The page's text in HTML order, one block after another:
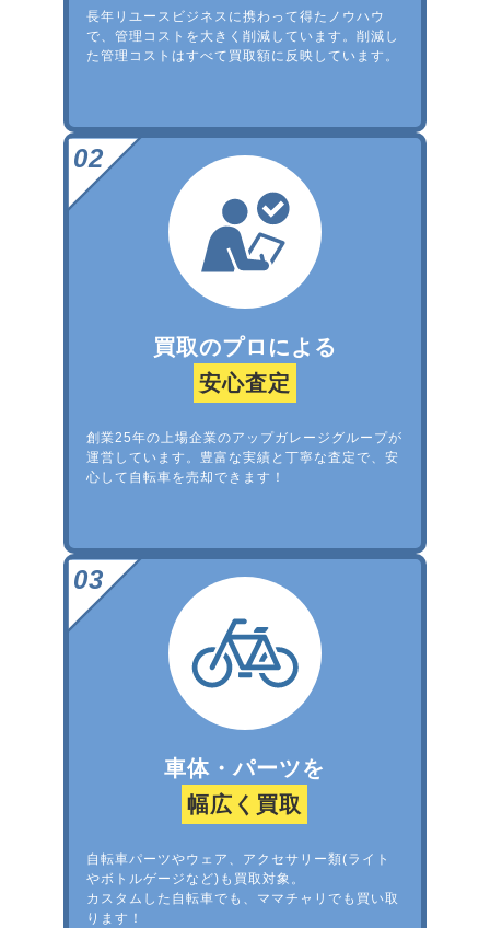
長年リユースビジネスに携わって得たノウハウ
で、管理コストを大きく削減しています。削減し
た管理コストはすべて買取額に反映しています。
買取のプロによる
安心査定
創業25年の上場企業のアップガレージグループが
運営しています。豊富な実績と丁寧な査定で、安
心して自転車を売却できます！
車体・パーツを
幅広く買取
自転車パーツやウェア、アクセサリー類(ライト
やボトルゲージなど)も買取対象。
カスタムした自転車でも、ママチャリでも買い取
ります！